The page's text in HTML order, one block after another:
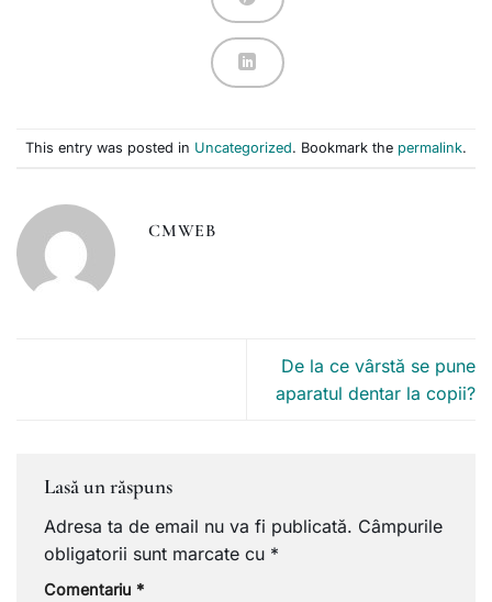
This entry was posted in Uncategorized. Bookmark the permalink.
CMWEB
De la ce vârstă se pune
aparatul dentar la copii?
Lasă un răspuns
Adresa ta de email nu va fi publicată. Câmpurile
obligatorii sunt marcate cu *
Comentariu *